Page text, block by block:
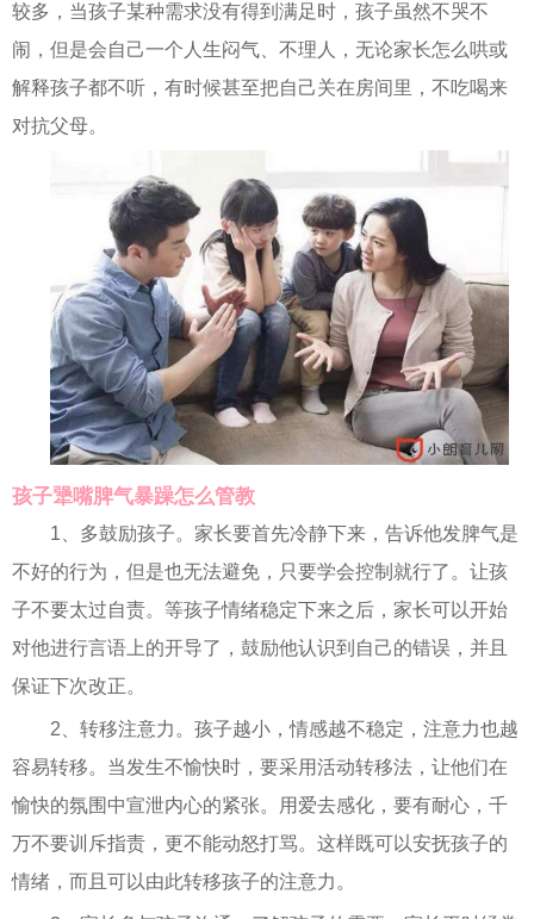
较多，当孩子某种需求没有得到满足时，孩子虽然不哭不
闹，但是会自己一个人生闷气、不理人，无论家长怎么哄或
解释孩子都不听，有时候甚至把自己关在房间里，不吃喝来
对抗父母。
孩子犟嘴脾气暴躁怎么管教
1、多鼓励孩子。家长要首先冷静下来，告诉他发脾气是
不好的行为，但是也无法避免，只要学会控制就行了。让孩
子不要太过自责。等孩子情绪稳定下来之后，家长可以开始
对他进行言语上的开导了，鼓励他认识到自己的错误，并且
保证下次改正。
2、转移注意力。孩子越小，情感越不稳定，注意力也越
容易转移。当发生不愉快时，要采用活动转移法，让他们在
愉快的氛围中宣泄内心的紧张。用爱去感化，要有耐心，千
万不要训斥指责，更不能动怒打骂。这样既可以安抚孩子的
情绪，而且可以由此转移孩子的注意力。